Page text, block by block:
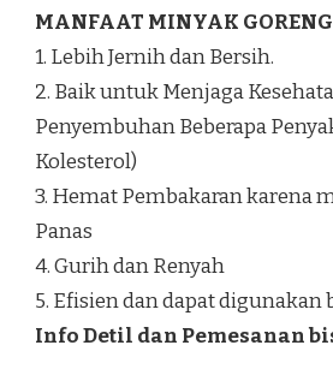
MANFAAT MINYAK
1. Lebih Jernih dan Bersih.
2. Baik untuk Menjaga
Penyembuhan Beberapa
Kolesterol)
3. Hemat Pembakaran karena
Panas
4. Gurih dan Renyah
5. Efisien dan dapat digunakan
Info Detil dan Pemesanan